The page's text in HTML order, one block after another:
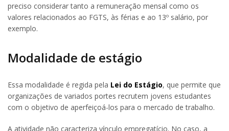
preciso considerar tanto a remuneração mensal como os
valores relacionados ao FGTS, às férias e ao 13º salário, por
exemplo.
Modalidade de estágio
Essa modalidade é regida pela Lei do Estágio, que permite que
organizações de variados portes recrutem jovens estudantes
com o objetivo de aperfeiçoá-los para o mercado de trabalho.
A atividade não caracteriza vínculo empregatício. No caso, a